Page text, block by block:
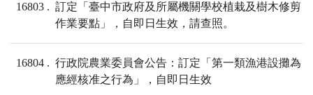
16803
訂定「臺中市政府及所屬機關學校植栽及樹木修剪
作業要點」，自即日生效，請查照。
16804
行政院農業委員會公告：訂定「第一類漁港設攤為
應經核准之行為」，自即日生效